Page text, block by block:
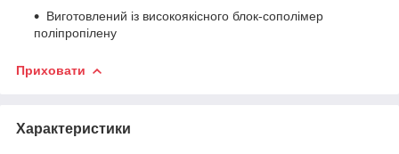
Виготовлений із високоякісного блок-сополімер
поліпропілену
Приховати
Характеристики